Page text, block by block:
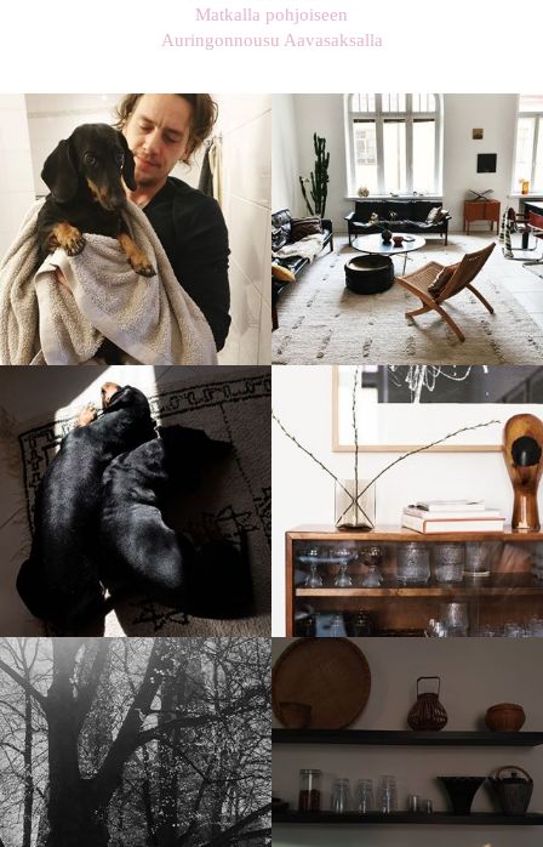
Matkalla pohjoiseen
Auringonnousu Aavasaksalla
stellaharasek stellaharasek
stellaharasek stellaharasek
stellaharasek